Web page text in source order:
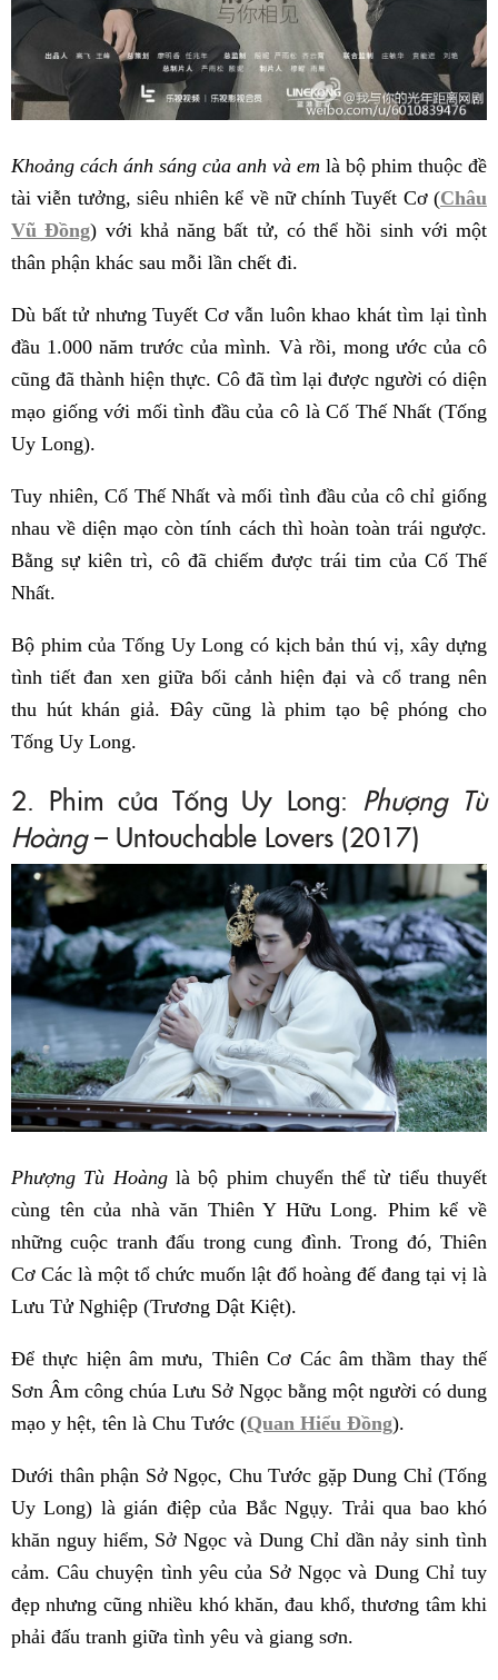
Khoảng cách ánh sáng của anh và em là bộ phim thuộc đề
tài viễn tưởng, siêu nhiên kể về nữ chính Tuyết Cơ (Châu
Vũ Đồng) với khả năng bất tử, có thể hồi sinh với một
thân phận khác sau mỗi lần chết đi.
Dù bất tử nhưng Tuyết Cơ vẫn luôn khao khát tìm lại tình
đầu 1.000 năm trước của mình. Và rồi, mong ước của cô
cũng đã thành hiện thực. Cô đã tìm lại được người có diện
mạo giống với mối tình đầu của cô là Cố Thế Nhất (Tống
Uy Long).
Tuy nhiên, Cố Thế Nhất và mối tình đầu của cô chỉ giống
nhau về diện mạo còn tính cách thì hoàn toàn trái ngược.
Bằng sự kiên trì, cô đã chiếm được trái tim của Cố Thế
Nhất.
Bộ phim của Tống Uy Long có kịch bản thú vị, xây dựng
tình tiết đan xen giữa bối cảnh hiện đại và cổ trang nên
thu hút khán giả. Đây cũng là phim tạo bệ phóng cho
Tống Uy Long.
2. Phim của Tống Uy Long: Phượng Tù
Hoàng– Untouchable Lovers (2017)
Phượng Tù Hoànglà bộ phim chuyển thể từ tiểu thuyết
cùng tên của nhà văn Thiên Y Hữu Long. Phim kể về
những cuộc tranh đấu trong cung đình. Trong đó, Thiên
Cơ Các là một tổ chức muốn lật đổ hoàng đế đang tại vị là
Lưu Tử Nghiệp (Trương Dật Kiệt).
Để thực hiện âm mưu, Thiên Cơ Các âm thầm thay thế
Sơn Âm công chúa Lưu Sở Ngọc bằng một người có dung
mạo y hệt, tên là Chu Tước (Quan Hiểu Đồng).
Dưới thân phận Sở Ngọc, Chu Tước gặp Dung Chỉ (Tống
Uy Long) là gián điệp của Bắc Ngụy. Trải qua bao khó
khăn nguy hiểm, Sở Ngọc và Dung Chỉ dần nảy sinh tình
cảm. Câu chuyện tình yêu của Sở Ngọc và Dung Chỉ tuy
đẹp nhưng cũng nhiều khó khăn, đau khổ, thương tâm khi
phải đấu tranh giữa tình yêu và giang sơn.